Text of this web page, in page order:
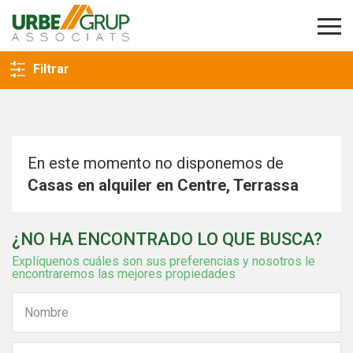
Filtrar
VOLVER A LA BÚSQUEDA
En este momento no disponemos de
Casas en alquiler en Centre, Terrassa
¿NO HA ENCONTRADO LO QUE BUSCA?
Explíquenos cuáles son sus preferencias y nosotros le
encontraremos las mejores propiedades
Modificar cookies